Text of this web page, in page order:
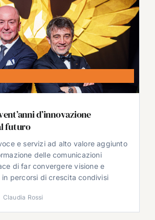
d’innovazione
futuro
e servizi ad alto valore aggiunto
delle comunicazioni
di far convergere visione e
in percorsi di crescita condivisi
Claudia Rossi